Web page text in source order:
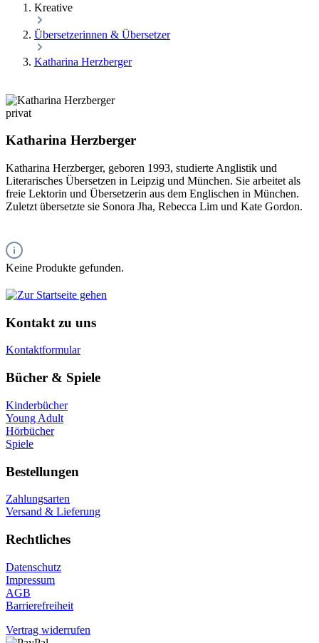
Kreative
Übersetzerinnen & Übersetzer
Katharina Herzberger
privat
Katharina Herzberger
Katharina Herzberger, geboren 1993, studierte Anglistik und
Literarisches Übersetzen in Leipzig und München. Sie arbeitet als
freie Lektorin und Übersetzerin aus dem Englischen in München.
Zuletzt übersetzte sie Sonora Jha, Rebecca Lim und Kate Gordon.
Keine Produkte gefunden.
Kontakt zu uns
Kontaktformular
Bücher & Spiele
Kinderbücher
Young Adult
Hörbücher
Spiele
Bestellungen
Zahlungsarten
Versand & Lieferung
Rechtliches
Datenschutz
Impressum
AGB
Barrierefreiheit
Vertrag widerrufen